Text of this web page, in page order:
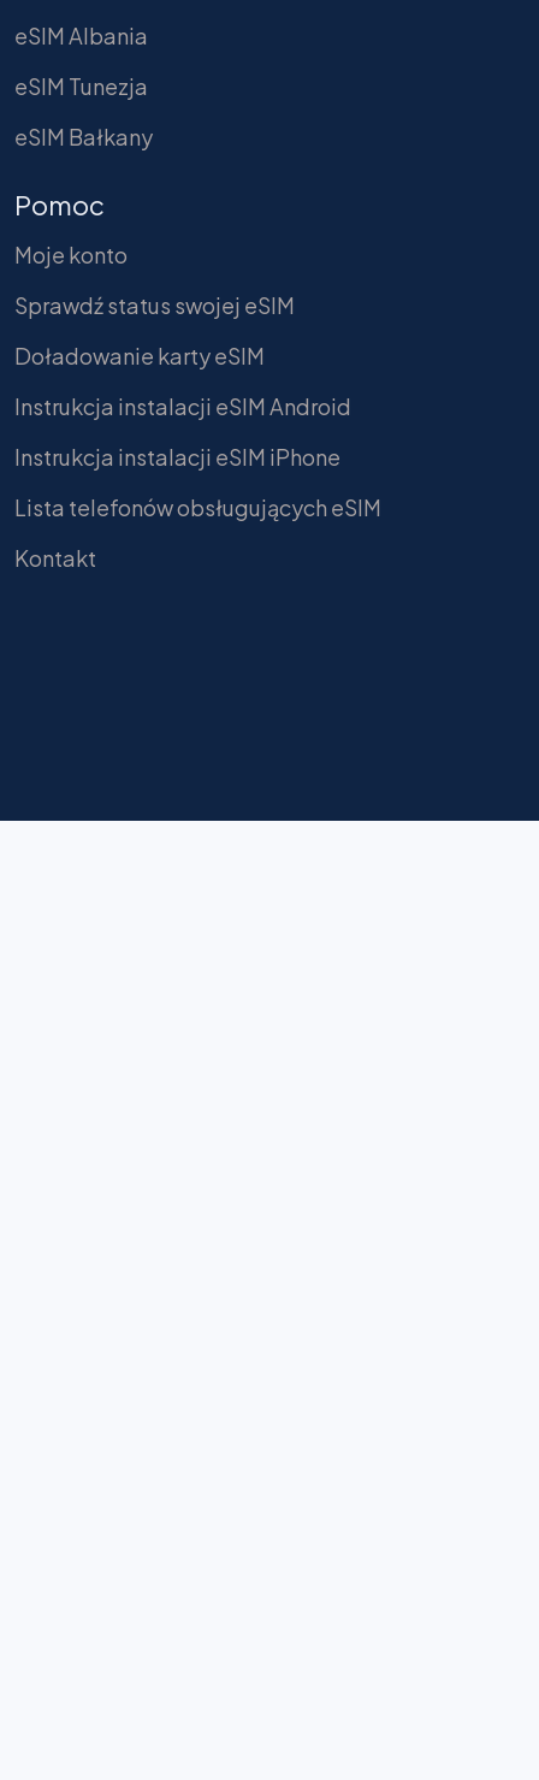
eSIM Albania
eSIM Tunezja
eSIM Bałkany
Pomoc
Moje konto
Sprawdź status swojej eSIM
Doładowanie karty eSIM
Instrukcja instalacji eSIM Android
Instrukcja instalacji eSIM iPhone
Lista telefonów obsługujących eSIM
Kontakt